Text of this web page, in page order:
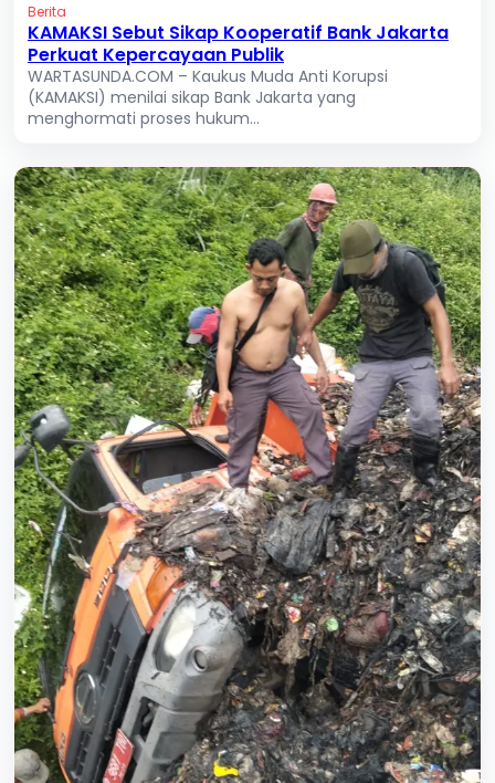
Berita
KAMAKSI Sebut Sikap Kooperatif Bank Jakarta
Perkuat Kepercayaan Publik
WARTASUNDA.COM – Kaukus Muda Anti Korupsi
(KAMAKSI) menilai sikap Bank Jakarta yang
menghormati proses hukum...